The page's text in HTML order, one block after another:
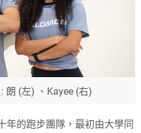
朗 (左) 、Kayee (右)
年的跑步團隊，最初由大學同